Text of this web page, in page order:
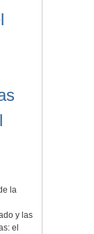
la
y las
el